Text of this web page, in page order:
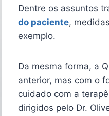
Dentre os assuntos
do paciente,
exemplo.
Da mesma forma, a
anterior, mas com o
cuidado com a
dirigidos pelo Dr.